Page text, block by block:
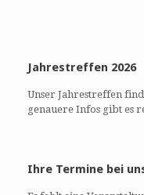
Jahrestreffen 2026
Unser Jahrestreffen
genauere Infos gibt es
Ihre Termine bei